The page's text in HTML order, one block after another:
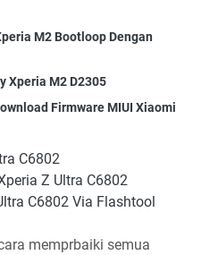
M2 Bootloop Dengan
Xperia M2 D2305
Firmware MIUI Xiaomi
C6802
Z Ultra C6802
C6802 Via Flashtool
memprbaiki semua